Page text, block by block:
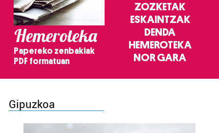
Hemeroteka
Papereko zenbakiak
PDF formatuan
ZOZKETAK
ESKAINTZAK
DENDA
HEMEROTEKA
NOR GARA
Gipuzkoa